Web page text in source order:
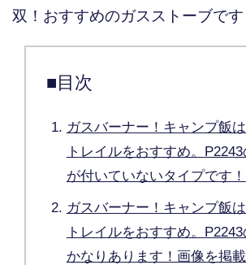
双！おすすめのガスストーブです
■目次
ガスバーナー！キャンプ飯
トレイルをおすすめ。
が付いていないタイプです！
ガスバーナー！キャンプ飯
トレイルをおすすめ。
かなりあります！画像を掲載